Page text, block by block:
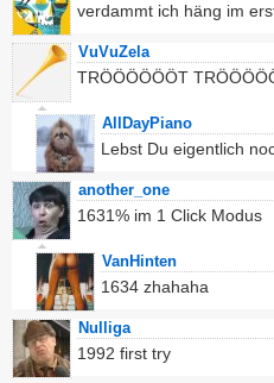
verdammt ich häng im
VuVuZela
TRÖÖÖÖÖÖT
AllDayPiano
Lebst Du eigentlich
another_one
1631% im 1 Click Modus
VanHinten
1634 zhahaha
Nulliga
1992 first try